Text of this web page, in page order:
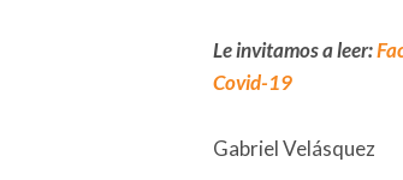
Le invitamos a leer:
Covid-19
Gabriel Velásquez